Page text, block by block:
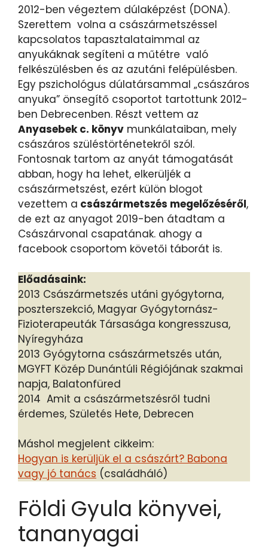
2012-ben végeztem dúlaképzést (DONA).
Szerettem volna a császármetszéssel
kapcsolatos tapasztalataimmal az
anyukáknak segíteni a műtétre való
felkészülésben és az azutáni felépülésben.
Egy pszichológus dúlatársammal „császáros
anyuka” önsegítő csoportot tartottunk 2012-
ben Debrecenben. Részt vettem az
Anyasebek c. könyv munkálataiban, mely
császáros szüléstörténetekről szól.
Fontosnak tartom az anyát támogatását
abban, hogy ha lehet, elkerüljék a
császármetszést, ezért külön blogot
vezettem a császármetszés megelőzéséről,
de ezt az anyagot 2019-ben átadtam a
Császárvonal csapatának. ahogy a
facebook csoportom követői táborát is.
Előadásaink:
2013 Császármetszés utáni gyógytorna,
poszterszekció, Magyar Gyógytornász-
Fizioterapeuták Társasága kongresszusa,
Nyíregyháza
2013 Gyógytorna császármetszés után,
MGYFT Közép Dunántúli Régiójának szakmai
napja, Balatonfüred
2014 Amit a császármetszésről tudni
érdemes, Születés Hete, Debrecen
Máshol megjelent cikkeim:
Hogyan is kerüljük el a császárt? Babona
vagy jó tanács (családháló)
Földi Gyula könyvei,
tananyagai